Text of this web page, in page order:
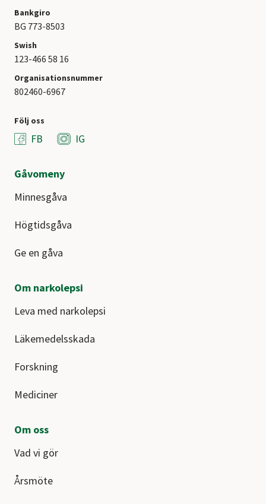
Bankgiro
BG 773-8503
Swish
123-466 58 16
Organisationsnummer
802460-6967
Följ oss
FB IG
Gåvomeny
Minnesgåva
Högtidsgåva
Ge en gåva
Om narkolepsi
Leva med narkolepsi
Läkemedelsskada
Forskning
Mediciner
Om oss
Vad vi gör
Årsmöte